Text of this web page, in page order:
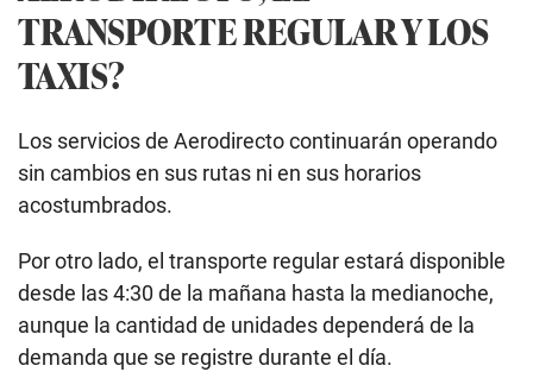
TRANSPORTE REGULAR Y LOS
TAXIS?
Los servicios de Aerodirecto continuarán operando
sin cambios en sus rutas ni en sus horarios
acostumbrados.
Por otro lado, el transporte regular estará disponible
desde las 4:30 de la mañana hasta la medianoche,
aunque la cantidad de unidades dependerá de la
demanda que se registre durante el día.